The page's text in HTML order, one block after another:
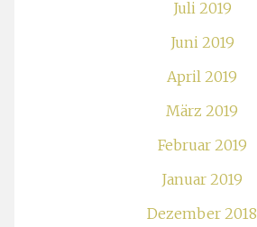
Juli 2019
Juni 2019
April 2019
März 2019
Februar 2019
Januar 2019
Dezember 2018